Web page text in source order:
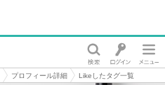
プロフィール詳細 Likeしたタグ一覧